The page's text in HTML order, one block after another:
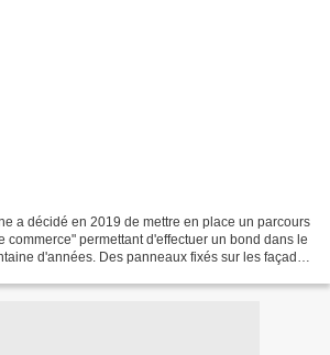
a décidé en 2019 de mettre en place un parcours
commerce" permettant d'effectuer un bond dans le
d'années. Des panneaux fixés sur les façades